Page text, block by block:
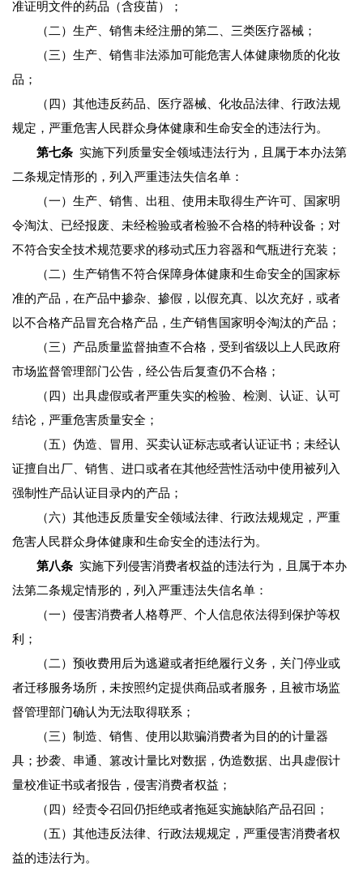
准证明文件的药品（含疫苗）；
（二）生产、销售未经注册的第二、三类医疗器械；
（三）生产、销售非法添加可能危害人体健康物质的化妆
品；
（四）其他违反药品、医疗器械、化妆品法律、行政法规
规定，严重危害人民群众身体健康和生命安全的违法行为。
第七条 实施下列质量安全领域违法行为，且属于本办法第
二条规定情形的，列入严重违法失信名单：
（一）生产、销售、出租、使用未取得生产许可、国家明
令淘汰、已经报废、未经检验或者检验不合格的特种设备；对
不符合安全技术规范要求的移动式压力容器和气瓶进行充装；
（二）生产销售不符合保障身体健康和生命安全的国家标
准的产品，在产品中掺杂、掺假，以假充真、以次充好，或者
以不合格产品冒充合格产品，生产销售国家明令淘汰的产品；
（三）产品质量监督抽查不合格，受到省级以上人民政府
市场监督管理部门公告，经公告后复查仍不合格；
（四）出具虚假或者严重失实的检验、检测、认证、认可
结论，严重危害质量安全；
（五）伪造、冒用、买卖认证标志或者认证证书；未经认
证擅自出厂、销售、进口或者在其他经营性活动中使用被列入
强制性产品认证目录内的产品；
（六）其他违反质量安全领域法律、行政法规规定，严重
危害人民群众身体健康和生命安全的违法行为。
第八条 实施下列侵害消费者权益的违法行为，且属于本办
法第二条规定情形的，列入严重违法失信名单：
（一）侵害消费者人格尊严、个人信息依法得到保护等权
利；
（二）预收费用后为逃避或者拒绝履行义务，关门停业或
者迁移服务场所，未按照约定提供商品或者服务，且被市场监
督管理部门确认为无法取得联系；
（三）制造、销售、使用以欺骗消费者为目的的计量器
具；抄袭、串通、篡改计量比对数据，伪造数据、出具虚假计
量校准证书或者报告，侵害消费者权益；
（四）经责令召回仍拒绝或者拖延实施缺陷产品召回；
（五）其他违反法律、行政法规规定，严重侵害消费者权
益的违法行为。